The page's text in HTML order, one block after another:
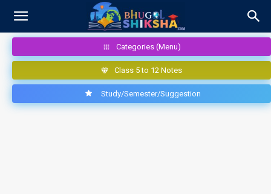
Categories (Menu)
Class 5 to 12 Notes
Study/Semester/Suggestion